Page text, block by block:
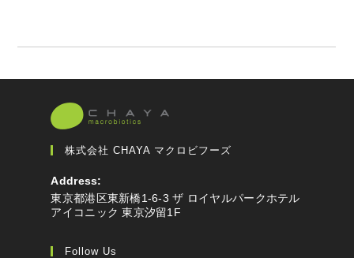
株式会社 CHAYA マクロビフーズ
Address:
東京都港区東新橋1-6-3 ザ ロイヤルパークホテル
アイコニック 東京汐留1F
Follow Us